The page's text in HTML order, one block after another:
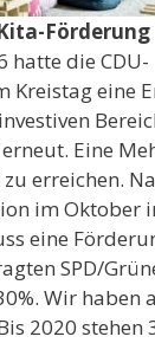
Förderung
hatte die CDU-
Kreistag eine
Eine
erreichen.
im Oktober
eine
SPD/
Wir haben
2020 stehen